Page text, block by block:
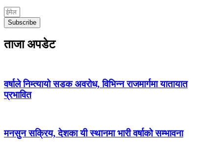
Subscribe
ताजा अपडेट
वर्षाले निम्त्यायो सडक अवरोध, विभिन्न राजमार्गमा यातायात
प्रभावित
मनसुन सक्रिय, देशका यी स्थानमा भारी वर्षाको सम्भावना